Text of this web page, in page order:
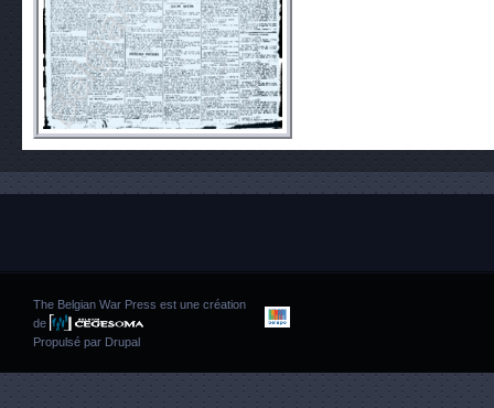
The Belgian War Press est une création
de
Propulsé par Drupal